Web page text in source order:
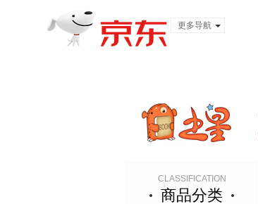
更多导航
CLASSIFICATION
商品分类